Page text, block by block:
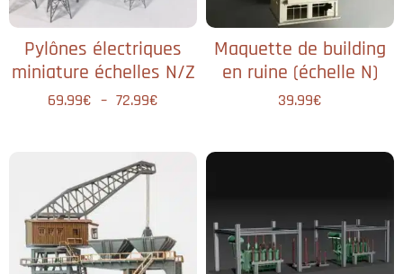
Pylônes électriques
miniature échelles N/Z
69.99€ – 72.99€
Maquette de building
en ruine (échelle N)
39.99€